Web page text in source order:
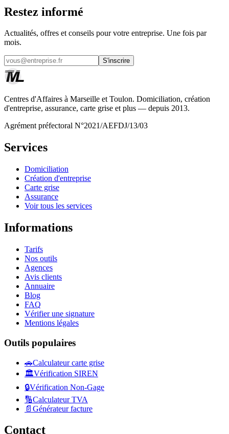
Restez informé
Actualités, offres et conseils pour votre entreprise. Une fois par
mois.
S'inscrire
Centres d'Affaires à Marseille et Toulon. Domiciliation, création
d'entreprise, assurance, carte grise et plus — depuis 2013.
Agrément préfectoral N°2021/AEFDJ/13/03
Services
Domiciliation
Création d'entreprise
Carte grise
Assurance
Voir tous les services
Informations
Tarifs
Nos outils
Agences
Avis clients
Annuaire
Blog
FAQ
Vérifier une signature
Mentions légales
Outils populaires
🚗Calculateur carte grise
🏛️Vérification SIREN
🔒Vérification Non-Gage
🔢Calculateur TVA
📄 Générateur facture
Contact